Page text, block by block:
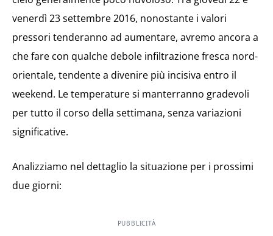
venerdì 23 settembre 2016, nonostante i valori
pressori tenderanno ad aumentare, avremo ancora a
che fare con qualche debole infiltrazione fresca nord-
orientale, tendente a divenire più incisiva entro il
weekend. Le temperature si manterranno gradevoli
per tutto il corso della settimana, senza variazioni
significative.
Analizziamo nel dettaglio la situazione per i prossimi
due giorni:
PUBBLICITÀ